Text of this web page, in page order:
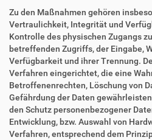
Zu den Maßnahmen gehören
Vertraulichkeit, Integrität und
Kontrolle des physischen Zugangs
betreffenden Zugriffs, der Eingabe,
Verfügbarkeit und ihrer Trennung.
Verfahren eingerichtet, die eine
Betroffenenrechten, Löschung von
Gefährdung der Daten
den Schutz personenbezogener
Entwicklung, bzw. Auswahl von
Verfahren, entsprechend dem